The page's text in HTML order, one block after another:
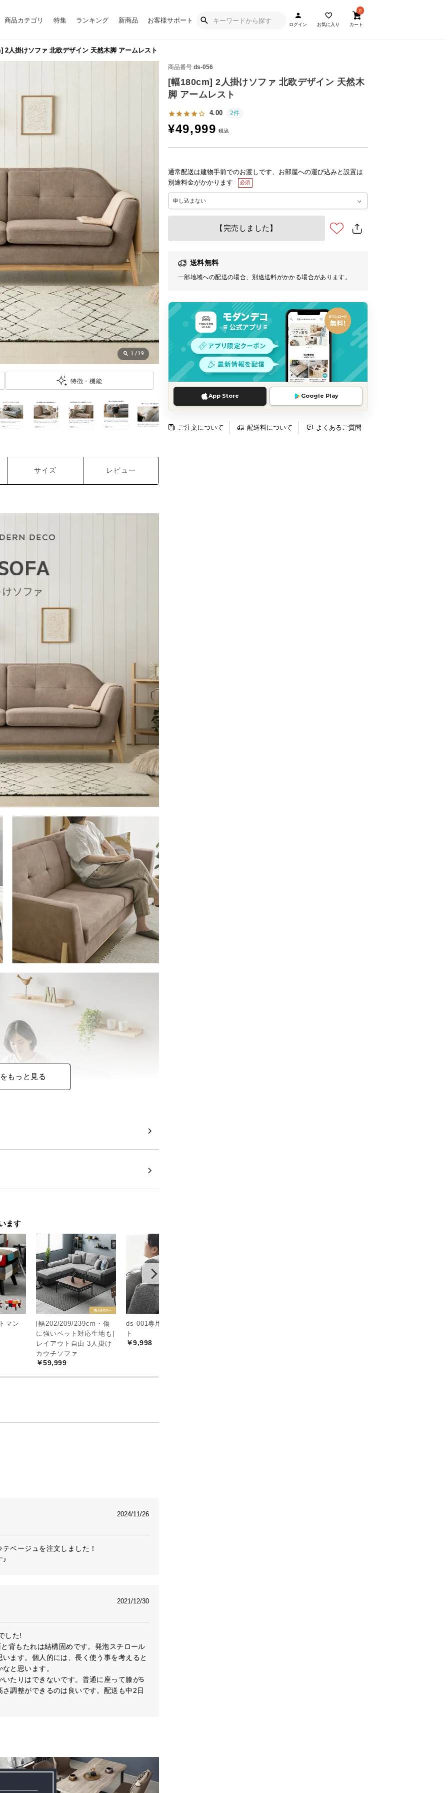
商品カテゴリ 特集 ランキング 新商品 お客様サポート
ログイン お気に入り
0
カート
2人掛けソファ 北欧デザイン 天然木脚 アームレスト
商品番号 ds-056
[幅180cm] 2人掛けソファ 北欧デザイン 天然木
脚 アームレスト
4.00 2件
¥49,999
通常配送は建物手前でのお渡しです、お部屋への運び込みと設置は
別途料金がかかります
【完売しました】
送料無料
一部地域への配送の場合、別途送料がかかる場合があります。
App Store Google Play
ご注文について 配送料について よくあるご質問
1 /19
特徴・機能
サイズ レビュー
もっと見る
ます
マン
[幅202/209/239cm・傷
に強いペット対応生地も]
レイアウト自由 3人掛け
カウチソファ
￥59,999
ds-001専用 ヘッドレス
ト
￥9,998
2024/11/26
ベージュを注文しました！
♪
2021/12/30
した!
背もたれは結構固めです。発泡スチロール
ます。個人的には、長く使う事を考えると
と思います。
たりはできないです。普通に座って膝が5
調整ができるのは良いです。配送も中2日